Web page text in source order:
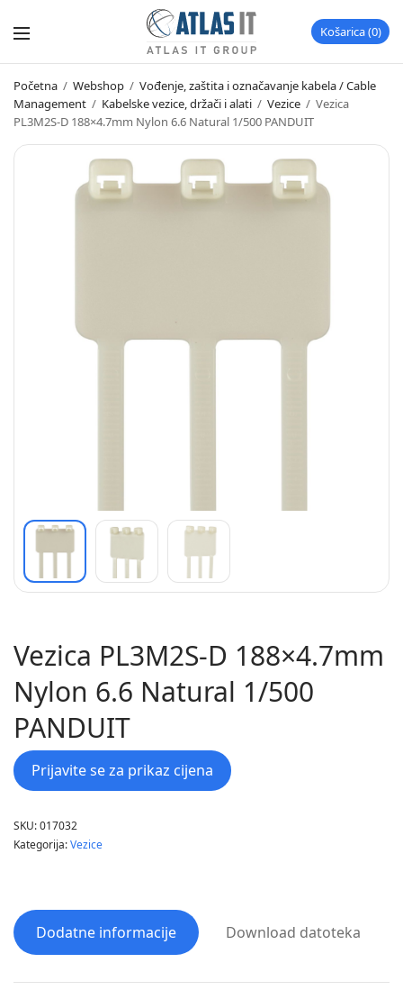
Košarica 0
Početna / Webshop / Vođenje, zaštita i označavanje kabela / Cable
Management / Kabelske vezice, držači i alati / Vezice / Vezica
PL3M2S-D 188×4.7mm Nylon 6.6 Natural 1/500 PANDUIT
Vezica PL3M2S-D 188×4.7mm
Nylon 6.6 Natural 1/500
PANDUIT
Prijavite se za prikaz cijena
SKU:017032
Kategorija:Vezice
Dodatne informacije Download datoteka